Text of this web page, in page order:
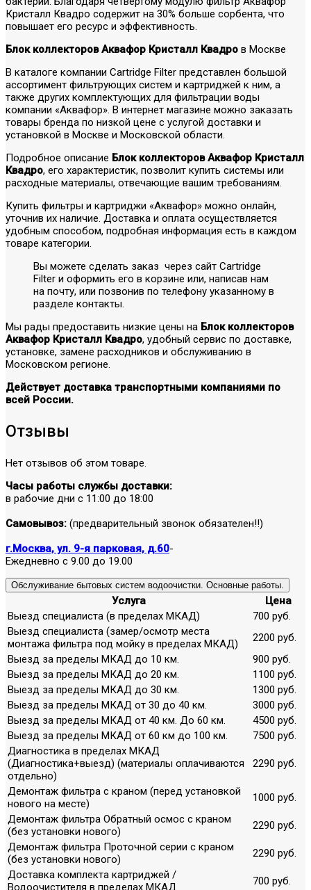
Кристалл Квадро содержит на 30% больше сорбента, что
повышает его ресурс и эффективность.
Блок коллекторов Аквафор Кристалл Квадро в Москве
В каталоге компании Cartridge Filter представлен большой
ассортимент фильтрующих систем и картриджей к ним, а
также других комплектующих для фильтрации воды
компании «Аквафор». В интернет магазине можно заказать
товары бренда по низкой цене с услугой доставки и
установкой в Москве и Московской области.
Подробное описание Блок коллекторов Аквафор Кристалл
Квадро, его характеристик, позволит купить системы или
расходные материалы, отвечающие вашим требованиям.
Купить фильтры и картриджи «Аквафор» можно онлайн,
уточнив их наличие. Доставка и оплата осуществляется
удобным способом, подробная информация есть в каждом
товаре категории.
Вы можете сделать заказ через сайт Cartridge
Filter и оформить его в корзине или, написав нам
на почту, или позвонив по телефону указанному в
разделе контакты.
Мы рады предоставить низкие цены на Блок коллекторов
Аквафор Кристалл Квадро, удобный сервис по доставке,
установке, замене расходников и обслуживанию в
Московском регионе.
Действует доставка транспортными компаниями по
всей России.
Отзывы
Нет отзывов об этом товаре.
Часы работы службы доставки:
в рабочие дни с 11:00 до 18:00
Самовывоз: (предварительный звонок обязателен!!)
г.Москва, ул. 9-я парковая, д.60-
Ежедневно с 9.00 до 19.00
Обслуживание бытовых систем водоочистки. Основные работы.
Услуга
Цена
Выезд специалиста (в пределах МКАД)
700 руб.
Выезд специалиста (замер/осмотр места
монтажа фильтра под мойку в пределах МКАД)
2200 руб.
Выезд за пределы МКАД до 10 км.
900 руб.
Выезд за пределы МКАД до 20 км.
1100 руб.
Выезд за пределы МКАД до 30 км.
1300 руб.
Выезд за пределы МКАД от 30 до 40 км.
3000 руб.
Выезд за пределы МКАД от 40 км. До 60 км.
4500 руб.
Выезд за пределы МКАД от 60 км до 100 км.
7500 руб.
Диагностика в пределах МКАД
(Диагностика+выезд) (материалы оплачиваются
отдельно)
2290 руб.
Демонтаж фильтра с краном (перед установкой
нового на месте)
1000 руб.
Демонтаж фильтра Обратный осмос с краном
(без установки нового)
2290 руб.
Демонтаж фильтра Проточной серии с краном
(без установки нового)
2290 руб.
Доставка комплекта картриджей /
700 руб.